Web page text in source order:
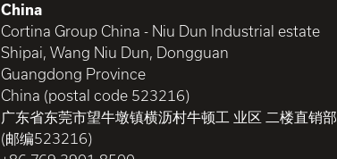
China
Cortina Group China - Niu Dun Industrial estate
Shipai, Wang Niu Dun, Dongguan
Guangdong Province
China (postal code 523216)
广东省东莞市望牛墩镇横沥村牛顿工 业区 二楼直销部
(邮编523216)